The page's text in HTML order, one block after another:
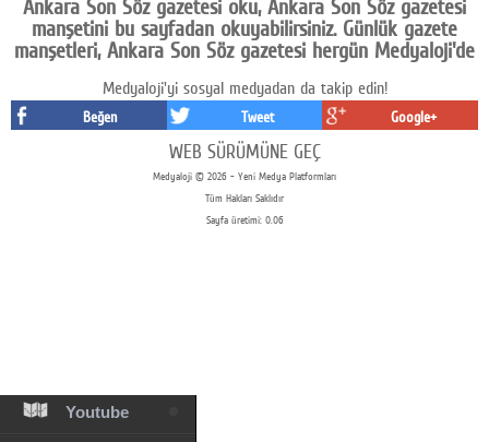
Reyting-tiraj
Teknoloji
Youtube
Ankara Son Söz gazetesi oku, Ankara Son Söz gazetesi
manşetini bu sayfadan okuyabilirsiniz. Günlük gazete
manşetleri, Ankara Son Söz gazetesi hergün Medyaloji'de
Medyaloji'yi sosyal medyadan da takip edin!
Beğen Tweet Google+
WEB SÜRÜMÜNE GEÇ
Medyaloji © 2026 - Yeni Medya Platformları
Tüm Hakları Saklıdır
Sayfa üretimi: 0.06